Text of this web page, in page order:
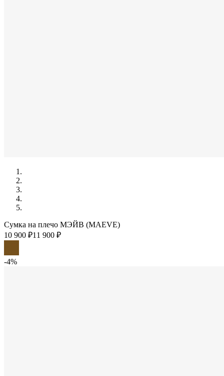
Сумка на плечо МЭЙВ (MAEVE)
10 900 ₽11 900 ₽
-4%